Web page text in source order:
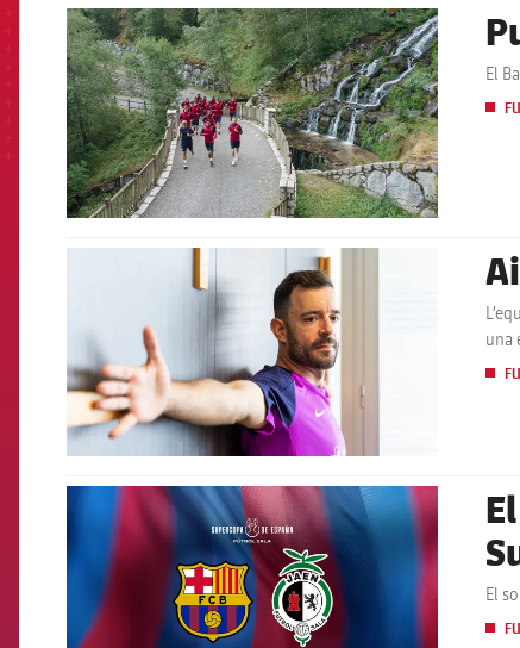
FCB Barcelona badge
El
una
FCB Barcelona badge
El